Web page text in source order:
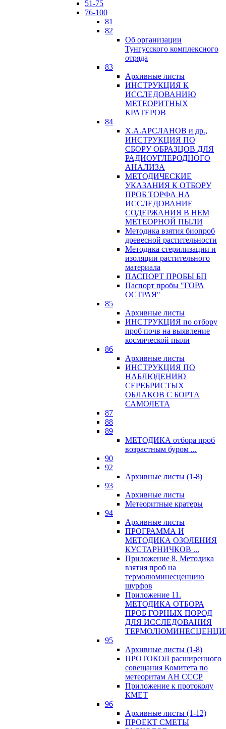
51-75
76-100
81
82
Об организации
Тунгусского комплексного
отряда
83
Архивные листы
ИНСТРУКЦИЯ К
ИССЛЕДОВАНИЮ
МЕТЕОРИТНЫХ
КРАТЕРОВ
84
Х.А.АРСЛАНОВ и др.,
ИНСТРУКЦИЯ ПО
СБОРУ ОБРАЗЦОВ ДЛЯ
РАДИОУГЛЕРОДНОГО
АНАЛИЗА
МЕТОДИЧЕСКИЕ
УКАЗАНИЯ К ОТБОРУ
ПРОБ ТОРФА НА
ИССЛЕДОВАНИЕ
СОДЕРЖАНИЯ В НЕМ
МЕТЕОРНОЙ ПЫЛИ
Методика взятия биопроб
древесной растительности
Методика стерилизации и
изоляции растительного
материала
ПАСПОРТ ПРОБЫ БП
Паспорт пробы "ГОРА
ОСТРАЯ"
85
Архивные листы
ИНСТРУКЦИЯ по отбору
проб почв на выявление
космической пыли
86
Архивные листы
ИНСТРУКЦИЯ ПО
НАБЛЮДЕНИЮ
СЕРЕБРИСТЫХ
ОБЛАКОВ С БОРТА
САМОЛЕТА
87
88
89
МЕТОДИКА отбора проб
возрастным буром ...
90
92
Архивные листы (1-8)
93
Архивные листы
Метеоритные кратеры
94
Архивные листы
ПРОГРАММА И
МЕТОДИКА ОЗОЛЕНИЯ
КУСТАРНИЧКОВ ...
Приложение 8. Методика
взятия проб на
термолюминесценцию
шурфов
Приложение 11.
МЕТОДИКА ОТБОРА
ПРОБ ГОРНЫХ ПОРОД
ДЛЯ ИССЛЕДОВАНИЯ
95
Архивные листы (1-8)
ПРОТОКОЛ расширенного
совещания Комитета по
метеоритам АН СССР
Приложение к протоколу
КМЕТ
96
Архивные листы (1-12)
ПРОЕКТ СМЕТЫ